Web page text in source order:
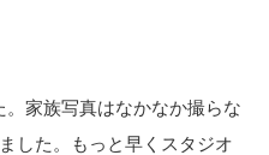
家族写真はなかなか撮らな
した。もっと早くスタジオ